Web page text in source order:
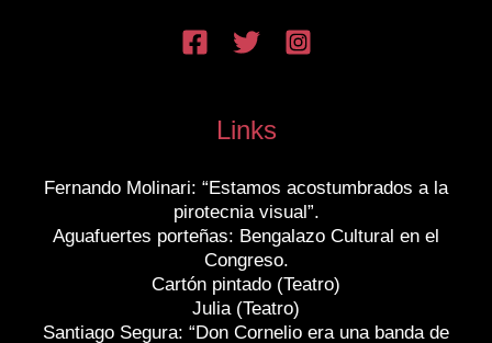
Links
Fernando Molinari: “Estamos acostumbrados a la
pirotecnia visual”.
Aguafuertes porteñas: Bengalazo Cultural en el
Congreso.
Cartón pintado (Teatro)
Julia (Teatro)
Santiago Segura: “Don Cornelio era una banda de